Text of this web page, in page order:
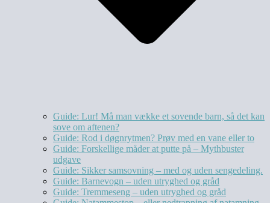
Guide: Lur! Må man vække et sovende barn, så det kan
sove om aftenen?
Guide: Rod i døgnrytmen? Prøv med en vane eller to
Guide: Forskellige måder at putte på – Mythbuster
udgave
Guide: Sikker samsovning – med og uden sengedeling.
Guide: Barnevogn – uden utryghed og gråd
Guide: Tremmeseng – uden utryghed og gråd